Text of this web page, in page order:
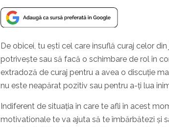
De obicei, tu ești cel care insuflă curaj celor
potrivește sau să facă o schimbare de rol în
extradoză de curaj pentru a avea o discuție
nu este neapărat pozitiv sau pentru a-ți lua
Indiferent de situația în care te afli în acest
motivationale te va ajuta să te îmbărbătezi și